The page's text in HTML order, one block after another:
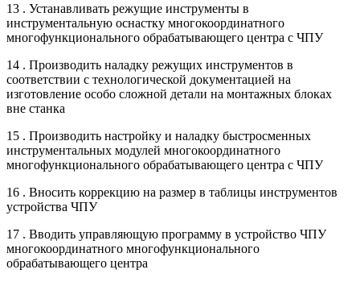
13 . Устанавливать режущие инструменты в
инструментальную оснастку многокоординатного
многофункционального обрабатывающего центра с ЧПУ
14 . Производить наладку режущих инструментов в
соответствии с технологической документацией на
изготовление особо сложной детали на монтажных блоках
вне станка
15 . Производить настройку и наладку быстросменных
инструментальных модулей многокоординатного
многофункционального обрабатывающего центра с ЧПУ
16 . Вносить коррекцию на размер в таблицы инструментов
устройства ЧПУ
17 . Вводить управляющую программу в устройство ЧПУ
многокоординатного многофункционального
обрабатывающего центра